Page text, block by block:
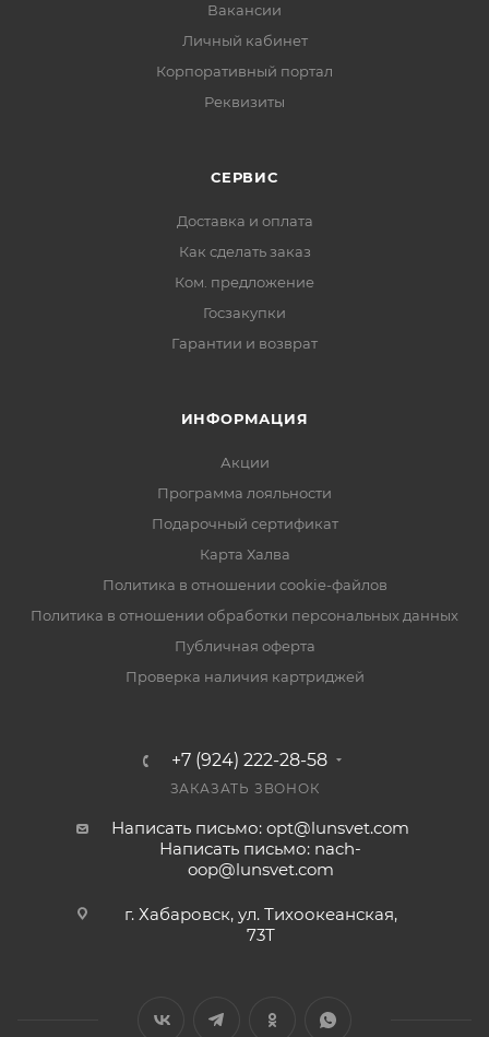
Вакансии
Личный кабинет
Корпоративный портал
Реквизиты
СЕРВИС
Доставка и оплата
Как сделать заказ
Ком. предложение
Госзакупки
Гарантии и возврат
ИНФОРМАЦИЯ
Акции
Программа лояльности
Подарочный сертификат
Карта Халва
Политика в отношении cookie-файлов
Политика в отношении обработки персональных данных
Публичная оферта
Проверка наличия картриджей
+7 (924) 222-28-58
ЗАКАЗАТЬ ЗВОНОК
Написать письмо: opt@lunsvet.com
Написать письмо: nach-
oop@lunsvet.com
г. Хабаровск, ул. Тихоокеанская,
73Т